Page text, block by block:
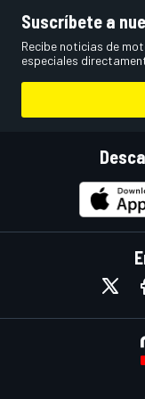
Suscríbete a
Recibe noticias de
especiales